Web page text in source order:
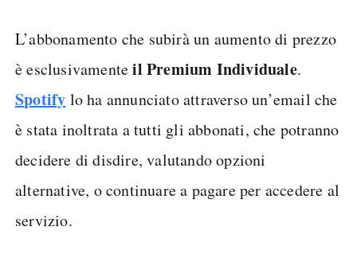
L’abbonamento che subirà un aumento di prezzo
è esclusivamenteil Premium Individuale.
Spotify lo ha annunciato attraverso un’email che
è stata inoltrata a tutti gli abbonati, che potranno
decidere di disdire, valutando opzioni
alternative, o continuare a pagare per accedere al
servizio.